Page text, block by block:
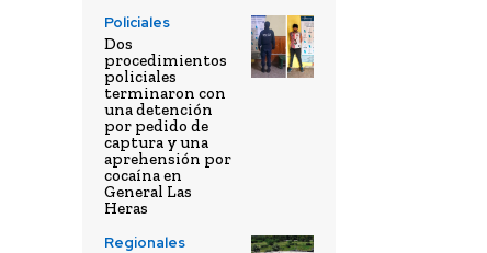
Policiales
Dos
procedimientos
policiales
terminaron con
una detención
por pedido de
captura y una
aprehensión por
cocaína en
General Las
Heras
Regionales